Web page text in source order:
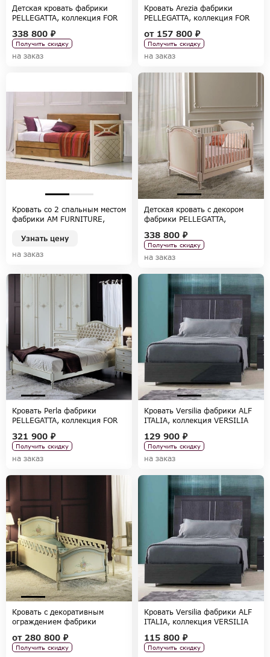
Детская кровать фабрики
PELLEGATTA, коллекция FOR
338 800 ₽
Получить скидку
на заказ
Кровать Arezia фабрики
PELLEGATTA, коллекция FOR
от157 800 ₽
Получить скидку
на заказ
Кровать со 2 спальным местом
фабрики AM FURNITURE,
Узнать цену
на заказ
Детская кровать с декором
фабрики PELLEGATTA,
338 800 ₽
Получить скидку
на заказ
Кровать Perla фабрики
PELLEGATTA, коллекция FOR
321 900 ₽
Получить скидку
на заказ
Кровать Versilia фабрики ALF
ITALIA, коллекция VERSILIA
129 900 ₽
Получить скидку
на заказ
Кровать с декоративным
ограждением фабрики
GIRLS
от280 800 ₽
Получить скидку
Кровать Versilia фабрики ALF
ITALIA, коллекция VERSILIA
115 800 ₽
Получить скидку